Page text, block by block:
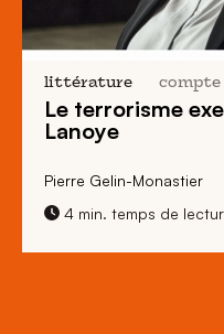
littérature compte
Le terrorisme
Lanoye
Pierre Gelin-Monastier
4 min. temps de